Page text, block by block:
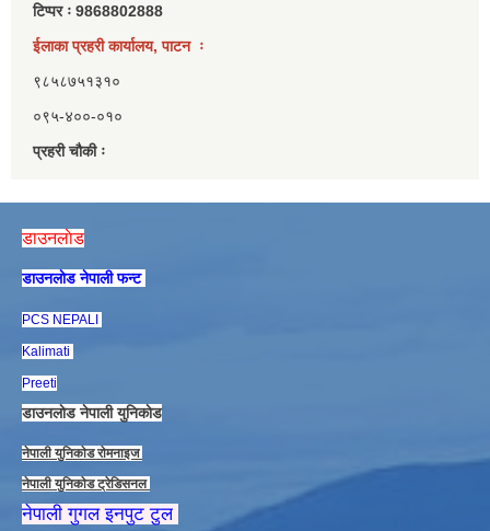
टिप्पर ः 9868802888
ईलाका प्रहरी कार्यालय, पाटन ः
९८५८७५१३१०
०९५-४००-०१०
प्रहरी चौकी ः
डाउनलाेड
डाउनलाेड नेपाली फन्ट
PCS NEPALI
Kalimati
Preeti
डाउनलाेड नेपाली युनिकाेड
नेपाली युनिकाेड राेमनाइज
नेपाली युनिकाेड ट्रेडिसनल
नेपाली गुगल इनपुट टुल